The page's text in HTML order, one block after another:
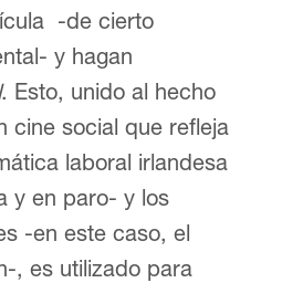
-de cierto
y hagan
. Esto, unido al hecho
cine social que refleja
laboral irlandesa
y en paro- y los
-en este caso, el
, es utilizado para